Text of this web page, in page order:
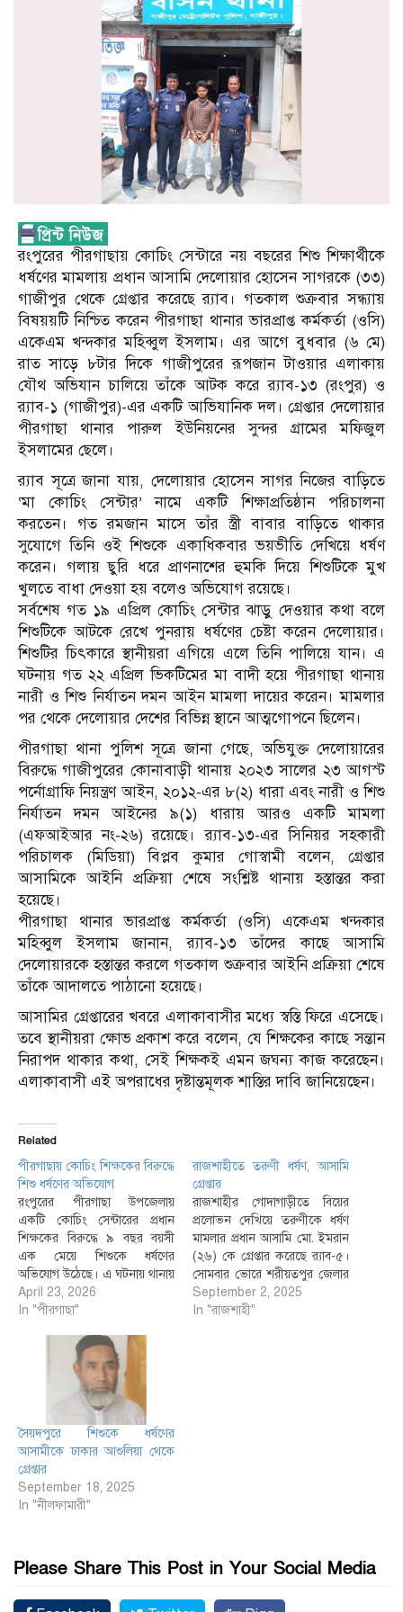
রংপুরের পীরগাছায় কোচিং সেন্টারে নয় বছরের শিশু শিক্ষার্থীকে
ধর্ষণের মামলায় প্রধান আসামি দেলোয়ার হোসেন সাগরকে (৩৩)
গাজীপুর থেকে গ্রেপ্তার করেছে র‌্যাব। গতকাল শুক্রবার সন্ধ্যায়
বিষয়য়টি নিশ্চিত করেন পীরগাছা থানার ভারপ্রাপ্ত কর্মকর্তা (ওসি)
একেএম খন্দকার মহিব্বুল ইসলাম। এর আগে বুধবার (৬ মে)
রাত সাড়ে ৮টার দিকে গাজীপুরের রূপজান টাওয়ার এলাকায়
যৌথ অভিযান চালিয়ে তাঁকে আটক করে র‌্যাব-১৩ (রংপুর) ও
র‌্যাব-১ (গাজীপুর)-এর একটি আভিযানিক দল। গ্রেপ্তার দেলোয়ার
পীরগাছা থানার পারুল ইউনিয়নের সুন্দর গ্রামের মফিজুল
ইসলামের ছেলে।
র‌্যাব সূত্রে জানা যায়, দেলোয়ার হোসেন সাগর নিজের বাড়িতে
‘মা কোচিং সেন্টার’ নামে একটি শিক্ষাপ্রতিষ্ঠান পরিচালনা
করতেন। গত রমজান মাসে তাঁর স্ত্রী বাবার বাড়িতে থাকার
সুযোগে তিনি ওই শিশুকে একাধিকবার ভয়ভীতি দেখিয়ে ধর্ষণ
করেন। গলায় ছুরি ধরে প্রাণনাশের হুমকি দিয়ে শিশুটিকে মুখ
খুলতে বাধা দেওয়া হয় বলেও অভিযোগ রয়েছে।
সর্বশেষ গত ১৯ এপ্রিল কোচিং সেন্টার ঝাড়ু দেওয়ার কথা বলে
শিশুটিকে আটকে রেখে পুনরায় ধর্ষণের চেষ্টা করেন দেলোয়ার।
শিশুটির চিৎকারে স্থানীয়রা এগিয়ে এলে তিনি পালিয়ে যান। এ
ঘটনায় গত ২২ এপ্রিল ভিকটিমের মা বাদী হয়ে পীরগাছা থানায়
নারী ও শিশু নির্যাতন দমন আইন মামলা দায়ের করেন। মামলার
পর থেকে দেলোয়ার দেশের বিভিন্ন স্থানে আত্মগোপনে ছিলেন।
পীরগাছা থানা পুলিশ সূত্রে জানা গেছে, অভিযুক্ত দেলোয়ারের
বিরুদ্ধে গাজীপুরের কোনাবাড়ী থানায় ২০২৩ সালের ২৩ আগস্ট
পর্নোগ্রাফি নিয়ন্ত্রণ আইন, ২০১২-এর ৮(২) ধারা এবং নারী ও শিশু
নির্যাতন দমন আইনের ৯(১) ধারায় আরও একটি মামলা
(এফআইআর নং-২৬) রয়েছে। র‌্যাব-১৩-এর সিনিয়র সহকারী
পরিচালক (মিডিয়া) বিপ্লব কুমার গোস্বামী বলেন, গ্রেপ্তার
আসামিকে আইনি প্রক্রিয়া শেষে সংশ্লিষ্ট থানায় হস্তান্তর করা
হয়েছে।
পীরগাছা থানার ভারপ্রাপ্ত কর্মকর্তা (ওসি) একেএম খন্দকার
মহিব্বুল ইসলাম জানান, র‌্যাব-১৩ তাঁদের কাছে আসামি
দেলোয়ারকে হস্তান্তর করলে গতকাল শুক্রবার আইনি প্রক্রিয়া শেষে
তাঁকে আদালতে পাঠানো হয়েছে।
আসামির গ্রেপ্তারের খবরে এলাকাবাসীর মধ্যে স্বস্তি ফিরে এসেছে।
তবে স্থানীয়রা ক্ষোভ প্রকাশ করে বলেন, যে শিক্ষকের কাছে সন্তান
নিরাপদ থাকার কথা, সেই শিক্ষকই এমন জঘন্য কাজ করেছেন।
এলাকাবাসী এই অপরাধের দৃষ্টান্তমূলক শাস্তির দাবি জানিয়েছেন।
Related
পীরগাছায় কোচিং শিক্ষকের বিরুদ্ধে
শিশু ধর্ষণের অভিযোগ
রংপুরের পীরগাছা উপজেলায়
একটি কোচিং সেন্টারের প্রধান
শিক্ষকের বিরুদ্ধে ৯ বছর বয়সী
এক মেয়ে শিশুকে ধর্ষণের
অভিযোগ উঠেছে। এ ঘটনায় থানায়
মামলা হয়েছে। বৃহস্পতিবার
বিকেলে মামলার বিষয়টি নিশ্চিত
একেএম খন্দকার মহিব্বুল ইসলাম।
এর আগে বুধবার রাতে মামলাটি
দায়ের করা হয়। অভিযুক্ত শিক্ষক
দেলোয়ার হোসেন সাগর (৩৩)…
April 23, 2026
In "পীরগাছা"
রাজশাহীতে তরুণী ধর্ষণ, আসামি
গ্রেপ্তার
রাজশাহীর গোদাগাড়ীতে বিয়ের
প্রলোভন দেখিয়ে তরুণীকে ধর্ষণ
মামলার প্রধান আসামি মো. ইমরান
(২৬) কে গ্রেপ্তার করেছে র‌্যাব-৫।
সোমবার ভোরে শরীয়তপুর জেলার
পালং থানা এলাকা থেকে তাকে
গ্রেপ্তার করা হয়। র‌্যাব-৫ এর
September 2, 2025
In "রাজশাহী"
সৈয়দপুরে শিশুকে ধর্ষণের
আসামীকে ঢাকার আশুলিয়া থেকে
গ্রেপ্তার
September 18, 2025
In "নীলফামারী"
Please Share This Post in Your Social Media